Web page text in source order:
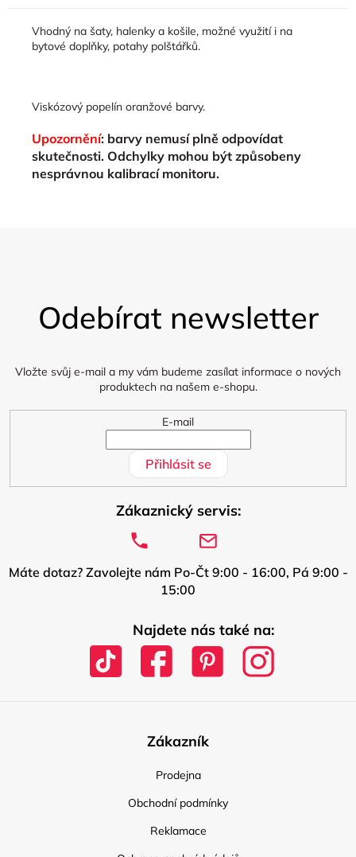
Vhodný na šaty, halenky a košile, možné využití i na
bytové doplňky, potahy polštářků.
Viskózový popelín oranžové barvy.
Upozornění: barvy nemusí plně odpovídat
skutečnosti. Odchylky mohou být způsobeny
nesprávnou kalibrací monitoru.
Odebírat newsletter
Vložte svůj e-mail a my vám budeme zasílat informace o nových
produktech na našem e-shopu.
E-mail
Přihlásit se
Zákaznický servis:
Máte dotaz? Zavolejte nám Po-Čt 9:00 - 16:00, Pá 9:00 -
15:00
Najdete nás také na:
Zákazník
Prodejna
Obchodní podmínky
Reklamace